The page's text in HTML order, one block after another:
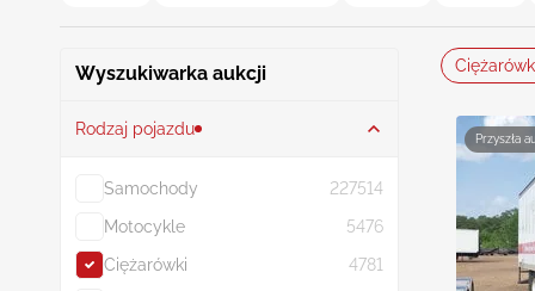
Wyszukiwarka aukcji
Rodzaj pojazdu
Samochody
227514
Motocykle
5476
Ciężarówki
4781
Przyszła